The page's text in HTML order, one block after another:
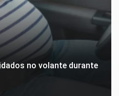
no volante durante